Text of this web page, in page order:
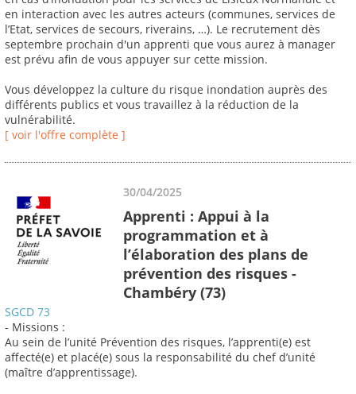
en interaction avec les autres acteurs (communes, services de
l’Etat, services de secours, riverains, …). Le recrutement dès
septembre prochain d'un apprenti que vous aurez à manager
est prévu afin de vous appuyer sur cette mission.
Vous développez la culture du risque inondation auprès des
différents publics et vous travaillez à la réduction de la
vulnérabilité.
[ voir l'offre complète ]
30/04/2025
Apprenti : Appui à la
programmation et à
l’élaboration des plans de
prévention des risques -
Chambéry (73)
SGCD 73
- Missions :
Au sein de l’unité Prévention des risques, l’apprenti(e) est
affecté(e) et placé(e) sous la responsabilité du chef d’unité
(maître d’apprentissage).